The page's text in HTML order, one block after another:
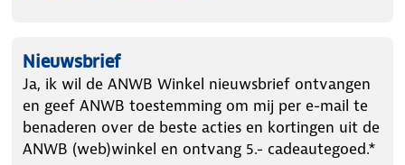
Nieuwsbrief
Ja, ik wil de ANWB Winkel nieuwsbrief ontvangen
en geef ANWB toestemming om mij per e-mail te
benaderen over de beste acties en kortingen uit de
ANWB (web)winkel en ontvang 5.- cadeautegoed.*